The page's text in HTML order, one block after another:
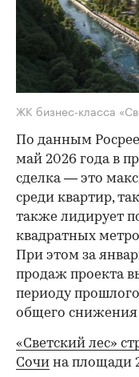
ЖК бизнес-класса
По данным
май 2026 года в
сделка — это
среди квартир,
также лидирует
квадратных
При этом за
продаж проекта
периоду
общего
«Светский лес»
Сочи на площади